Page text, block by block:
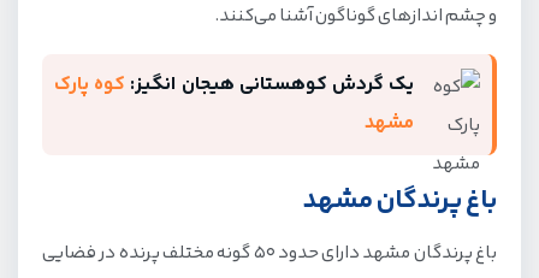
و چشم اندازهای گوناگون آشنا می‌کنند.
یک گردش کوهستانی هیجان انگیز: کوه پارک
مشهد
باغ پرندگان مشهد
باغ پرندگان مشهد دارای حدود 50 گونه مختلف پرنده در فضایی